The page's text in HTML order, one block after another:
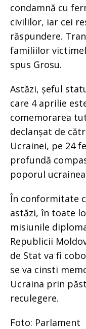
condamnă cu
civililor, iar cei
răspundere.
familiilor
spus Grosu.
Astăzi, șeful
care 4 aprilie
comemorarea
declanșat de
Ucrainei, pe 24
profundă
poporul
În conformitate
astăzi, în toate
misiunile
Republicii
de Stat va fi
se va cinsti
Ucraina prin
reculegere.
Foto: Parlament